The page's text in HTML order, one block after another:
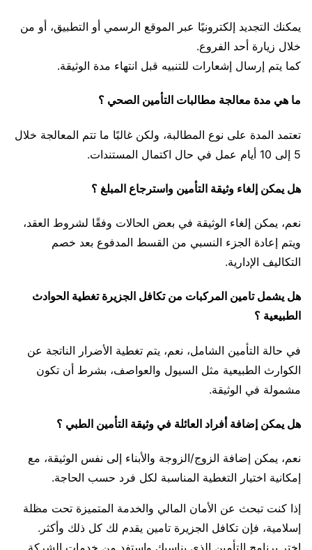
يمكنك التجديد إلكترونيًا عبر الموقع الرسمي أو التطبيق، أو من
خلال زيارة أحد الفروع.
كما يتم إرسال إشعارات للتنبيه قبل انتهاء مدة الوثيقة.
ما هي مدة معالجة مطالبات التأمين الصحي ؟
تعتمد المدة على نوع المطالبة، ولكن غالبًا ما تتم المعالجة خلال
5 إلى 10 أيام عمل في حال اكتمال المستندات.
هل يمكن إلغاء وثيقة التأمين واسترجاع المبلغ ؟
نعم، يمكن إلغاء الوثيقة في بعض الحالات وفقًا لشروط العقد،
ويتم إعادة الجزء النسبي من القسط المدفوع بعد خصم
التكاليف الإدارية.
هل يشمل تامين المركبات من تكافل الجزيرة تغطية الحوادث
الطبيعية ؟
في حالة التأمين الشامل، نعم، يتم تغطية الأضرار الناتجة عن
الكوارث الطبيعية مثل السيول والعواصف، بشرط أن تكون
مشمولة في الوثيقة.
هل يمكن إضافة أفراد العائلة في وثيقة التأمين الطبي ؟
نعم، يمكن إضافة الزوج/الزوجة والأبناء إلى نفس الوثيقة، مع
إمكانية اختيار التغطية المناسبة لكل فرد حسب الحاجة.
إذا كنت تبحث عن الأمان المالي والخدمة المتميزة تحت مظلة
إسلامية، فإن تكافل الجزيرة تامين يقدم لك كل ذلك وأكثر.